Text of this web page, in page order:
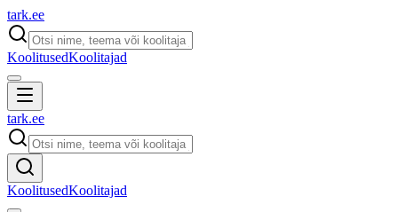
tark.ee
KoolitusedKoolitajad
tark.ee
KoolitusedKoolitajad